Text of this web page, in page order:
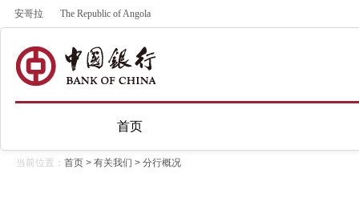
安哥拉 The Republic of Angola
首页
当前位置： 首页 > 有关我们 > 分行概况